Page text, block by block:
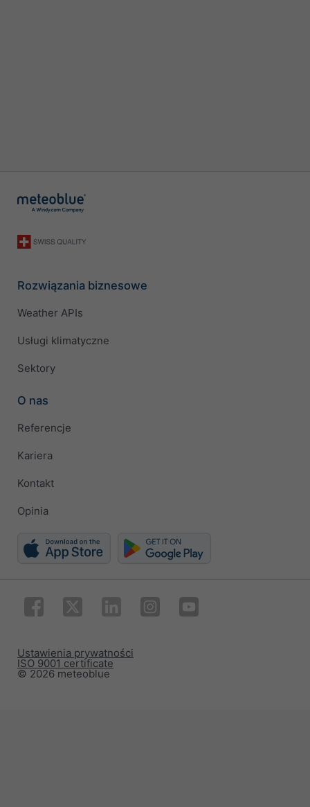
Rozwiązania biznesowe
Weather APIs
Usługi klimatyczne
Sektory
O nas
Referencje
Kariera
Kontakt
Opinia
© 2026 meteoblue
ISO 9001 certificate
Ustawienia prywatności